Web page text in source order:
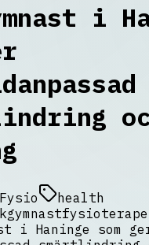
i
health